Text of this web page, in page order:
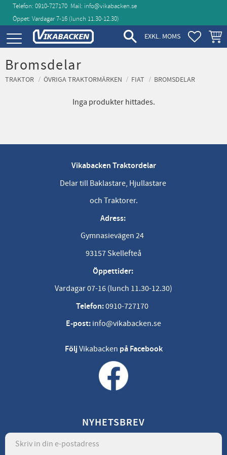
Meny
Telefon: 0910-727170 Mail: info@vikabacken.se
Öppet: Vardagar 7-16 (lunch 11.30‑12.30)
EXKL. MOMS
Bromsdelar
TRAKTOR ÖVRIGA TRAKTORMÄRKEN FIAT BROMSDELAR
Inga produkter hittades.
Vikabacken Traktordelar
Delar till Baklastare, Hjullastare
och Traktorer.
Adress:
Gymnasievägen 24
93157 Skellefteå
Öppettider:
Vardagar 07-16 (lunch 11.30-12.30)
Telefon:0910-727170
E-post: info@vikabacken.se
FöljVikabacken på Facebook
NYHETSBREV